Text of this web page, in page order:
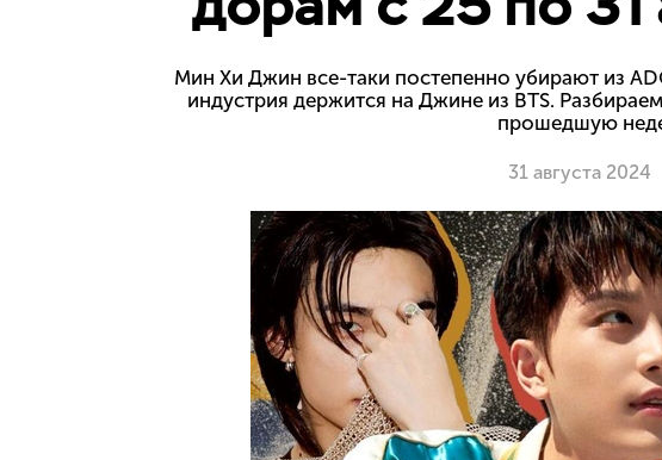
Мин Хи Джин все-таки постепенно убирают из
индустрия держится на Джине из BTS.
прошедшую
31 августа 2024